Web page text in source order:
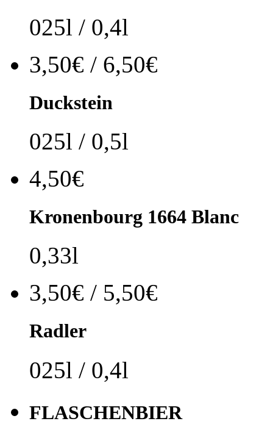
025l / 0,4l
3,50€ / 6,50€
Duckstein
025l / 0,5l
4,50€
Kronenbourg 1664 Blanc
0,33l
3,50€ / 5,50€
Radler
025l / 0,4l
FLASCHENBIER